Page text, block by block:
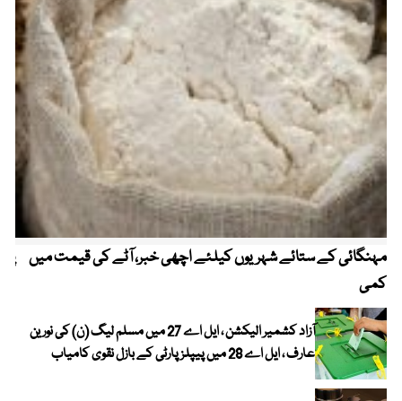
مہنگائی کے ستائے شہریوں کیلئے اچھی خبر، آٹے کی قیمت میں
کمی
آزاد کشمیر الیکشن ، ایل اے 27 میں مسلم لیگ (ن) کی نورین
عارف ، ایل اے 28 میں پیپلز پارٹی کے بازل نقوی کامیاب